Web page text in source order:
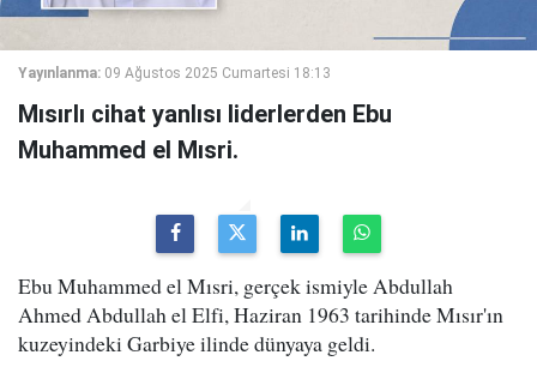
Yayınlanma: 09 Ağustos 2025 Cumartesi 18:13
Mısırlı cihat yanlısı liderlerden Ebu
Muhammed el Mısri.
Ebu Muhammed el Mısri, gerçek ismiyle Abdullah
Ahmed Abdullah el Elfi, Haziran 1963 tarihinde Mısır'ın
kuzeyindeki Garbiye ilinde dünyaya geldi.